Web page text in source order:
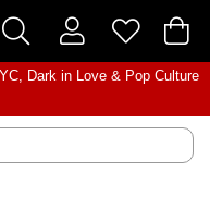
, Dark in Love& Pop Culture